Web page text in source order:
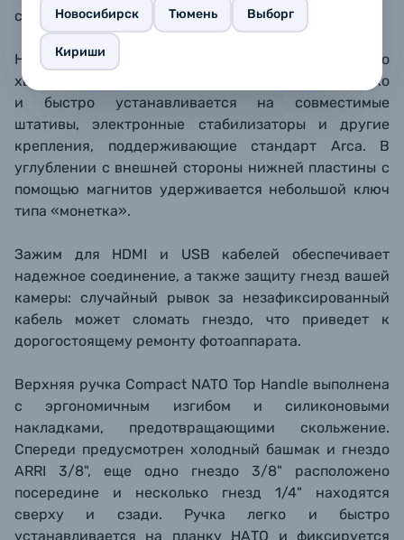
Новосибирск Тюмень Выборг
Кириши
свободным.
Нижняя пластина выполнена в форме «ласточкиного
хвоста» стандарта Arca Swiss, поэтому клетка легко
и быстро устанавливается на совместимые
штативы, электронные стабилизаторы и другие
крепления, поддерживающие стандарт Arca. В
углублении с внешней стороны нижней пластины с
помощью магнитов удерживается небольшой ключ
типа «монетка».
Зажим для HDMI и USB кабелей обеспечивает
надежное соединение, а также защиту гнезд вашей
камеры: случайный рывок за незафиксированный
кабель может сломать гнездо, что приведет к
дорогостоящему ремонту фотоаппарата.
Верхняя ручка Compact NATO Top Handle выполнена
с эргономичным изгибом и силиконовыми
накладками, предотвращающими скольжение.
Спереди предусмотрен холодный башмак и гнездо
ARRI 3/8", еще одно гнездо 3/8" расположено
посередине и несколько гнезд 1/4" находятся
сверху и сзади. Ручка легко и быстро
устанавливается на планку НАТО и фиксируется